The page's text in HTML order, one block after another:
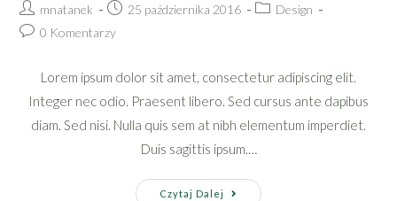
Post
author:
mnatanek
Post25 października 2016
PostDesign
Post0 Komentarzy
Lorem ipsum dolor sit amet, consectetur adipiscing elit.
Integer nec odio. Praesent libero. Sed cursus ante dapibus
diam. Sed nisi. Nulla quis sem at nibh elementum imperdiet.
Duis sagittis ipsum.…
Czytaj Dalej Luctus